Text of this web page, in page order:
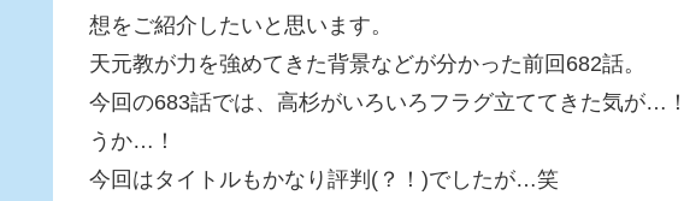
想をご紹介したいと思います。
天元教が力を強めてきた背景などが分かった前回682話。
今回の683話では、高杉がいろいろフラグ立ててきた気が…
うか…！
今回はタイトルもかなり評判(？！)でしたが…笑